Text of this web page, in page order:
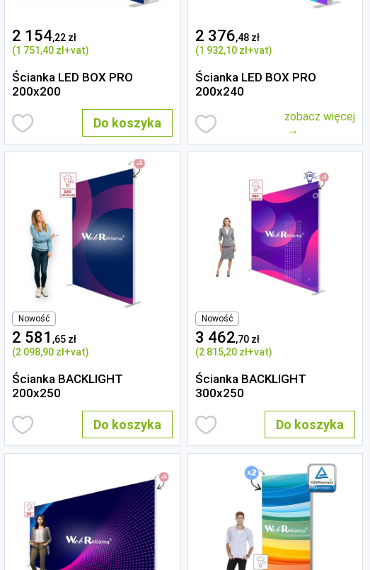
2 154,22 zł
(1 751,40 zł+vat)
Ścianka LED BOX PRO
200x200
Do koszyka
2 376,48 zł
(1 932,10 zł+vat)
Ścianka LED BOX PRO
200x240
zobacz więcej
Nowość
2 581 ,65 zł
(2 098,90 zł+vat)
Ścianka BACKLIGHT
200x250
Do koszyka
Nowość
3 462,70 zł
(2 815,20 zł+vat)
Ścianka BACKLIGHT
300x250
Do koszyka